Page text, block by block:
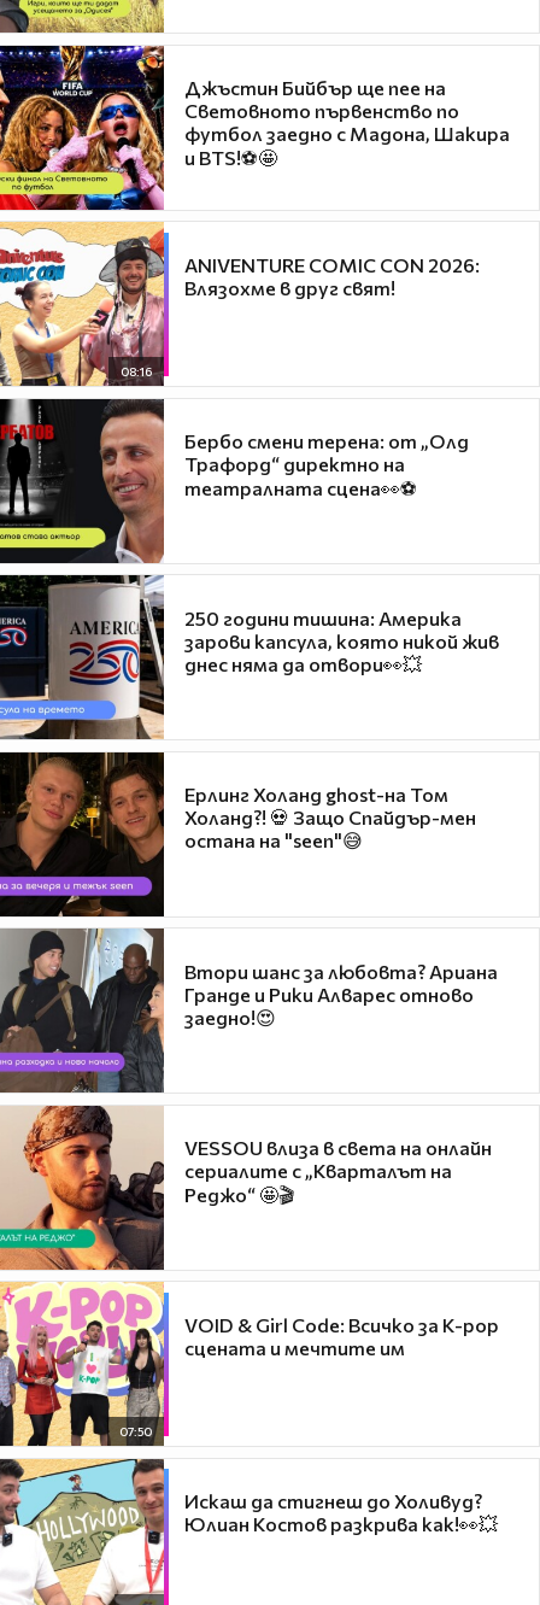
Джъстин Бийбър ще пее на
Световното първенство по
футбол заедно с Мадона, Шакира
и BTS!⚽🤩
08:16
ANIVENTURE COMIC CON 2026:
Влязохме в друг свят!
Бербо смени терена: от „Олд
Трафорд“ директно на
театралната сцена👀⚽
250 години тишина: Америка
зарови капсула, която никой жив
днес няма да отвори👀💥
Ерлинг Холанд ghost-на Том
Холанд?! 💀 Защо Спайдър-мен
остана на "seen"😅
Втори шанс за любовта? Ариана
Гранде и Рики Алварес отново
заедно!😍
VESSOU влиза в света на онлайн
сериалите с „Кварталът на
Реджо“ 🤩🎬
07:50
VOID & Girl Code: Всичко за K-pop
сцената и мечтите им
Искаш да стигнеш до Холивуд?
Юлиан Костов разкрива как!👀💥